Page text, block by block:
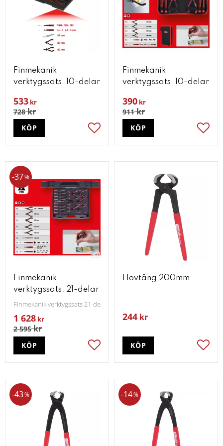
Finmekanik
verktygssats. 10-delar
533 kr
728kr
Lägg till i favoriter
KÖP
Finmekanik
verktygssats. 10-delar
390 kr
911kr
KÖP
Finmekanik
verktygssats. 21-delar
Finmekanik verktygssats 21-delar
1 628 kr
2 595kr
37%
Lägg till i favoriter
KÖP
Hovtång 200mm
244 kr
KÖP
43% 14%